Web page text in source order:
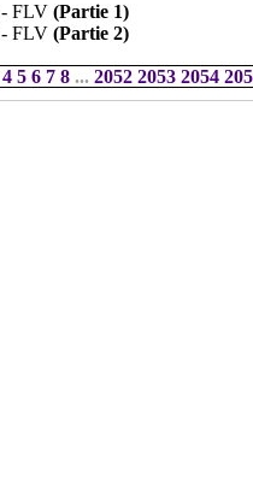
FLV (Partie 1)
FLV (Partie 2)
4 5 6 7 8 ... 2052 2053 2054